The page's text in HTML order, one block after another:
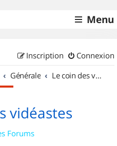
Menu
Connexion
Inscription
Générale Le coin des vidéastes
vidéastes
Forums